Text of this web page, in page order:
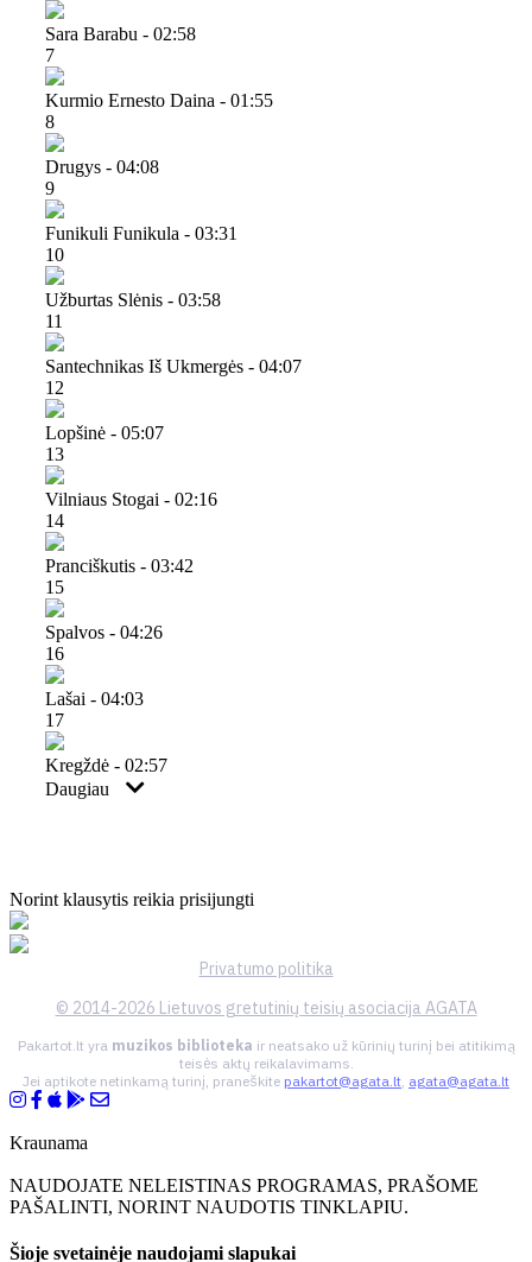
Sara Barabu - 02:58
7
Kurmio Ernesto Daina - 01:55
8
Drugys - 04:08
9
Funikuli Funikula - 03:31
10
Užburtas Slėnis - 03:58
11
Santechnikas Iš Ukmergės - 04:07
12
Lopšinė - 05:07
13
Vilniaus Stogai - 02:16
14
Pranciškutis - 03:42
15
Spalvos - 04:26
16
Lašai - 04:03
17
Kregždė - 02:57
Daugiau
Norint klausytis reikia prisijungti
Privatumo politika
© 2014-2026 Lietuvos gretutinių teisių asociacija AGATA
Pakartot.lt yra muzikos biblioteka ir neatsako už kūrinių turinį bei atitikimą
teisės aktų reikalavimams.
Jei aptikote netinkamą turinį, praneškite pakartot@agata.lt agata@agata.lt
Kraunama
NAUDOJATE NELEISTINAS PROGRAMAS, PRAŠOME
PAŠALINTI, NORINT NAUDOTIS TINKLAPIU.
Šioje svetainėje naudojami slapukai